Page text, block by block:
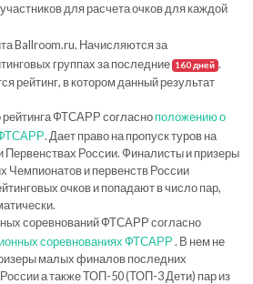
для расчета очков для каждой
Ballroom.ru. Начисляются за
группах за последние 160 дней .
рейтинг, в котором данный результат
рейтинга ФТСАРР согласноположению о
ФТСАРР. Дает право на пропуск туров на
России. Финалисты и призеры
и первенств России
очков и попадают в число пар,
соревнований ФТСАРР согласно
соревнованиях ФТСАРР. В нем не
малых финалов последних
а также ТОП-50 (ТОП-3 Дети) пар из